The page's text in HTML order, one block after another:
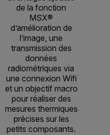
de la fonction
MSX®
d’amélioration de
l’image, une
transmission des
données
radiométriques via
une connexion Wifi
et un objectif macro
pour réaliser des
mesures thermiques
précises sur les
petits composants.